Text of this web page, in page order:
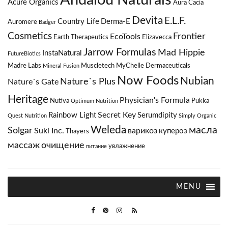
Acure Organics Aura Cacia
Auromere Badger Country Life Derma-E Devita E.L.F.
Cosmetics Earth Therapeutics EcoTools Elizavecca Frontier
FutureBiotics InstaNatural Jarrow Formulas Mad Hippie
Madre Labs Mineral Fusion Muscletech MyChelle Dermaceuticals
Nature`s Gate Nature`s Plus Now Foods Nubian
Heritage Nutiva Optimum Nutrition Physician's Formula Pukka
Quest Nutrition Rainbow Light Secret Key Serumdipity Simply Organic
SolgarSuki Inc. Thayers Weleda варикоз купероз масла
массажочищение питание увлажнение